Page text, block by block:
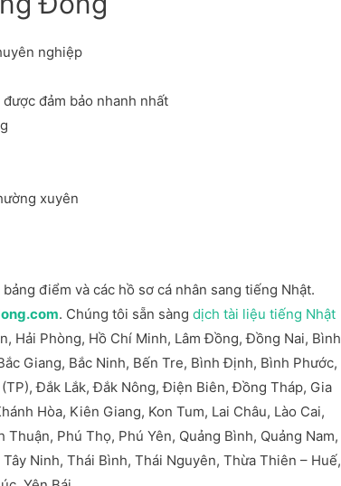
nghiệp
đảm bảo nhanh nhất
xuyên
điểm và các hồ sơ cá nhân sang tiếng Nhật.
. Chúng tôi sẵn sàng dịch tài liệu tiếng Nhật
Hải Phòng, Hồ Chí Minh, Lâm Đồng, Đồng Nai, Bình
Giang, Bắc Ninh, Bến Tre, Bình Định, Bình Phước,
Đắk Lắk, Đắk Nông, Điện Biên, Đồng Tháp, Gia
Hòa, Kiên Giang, Kon Tum, Lai Châu, Lào Cai,
Phú Thọ, Phú Yên, Quảng Bình, Quảng Nam,
Ninh, Thái Bình, Thái Nguyên, Thừa Thiên – Huế,